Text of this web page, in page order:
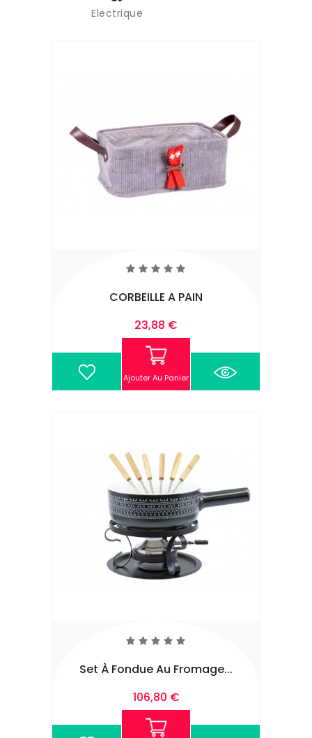
Electrique
CORBEILLE A PAIN
23,88 €
Ajouter Au Panier
Set À Fondue Au Fromage...
106,80 €